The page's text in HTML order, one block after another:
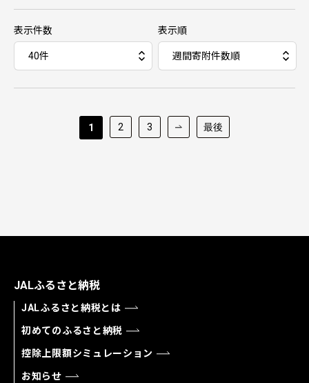
表示件数 表示順
1 2 3 最後
JALふるさと納税
JALふるさと納税とは
初めてのふるさと納税
控除上限額シミュレーション
お知らせ